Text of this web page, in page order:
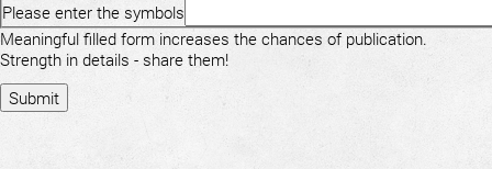
Please enter the symbols
Meaningful filled form increases the chances of publication.
Strength in details - share them!